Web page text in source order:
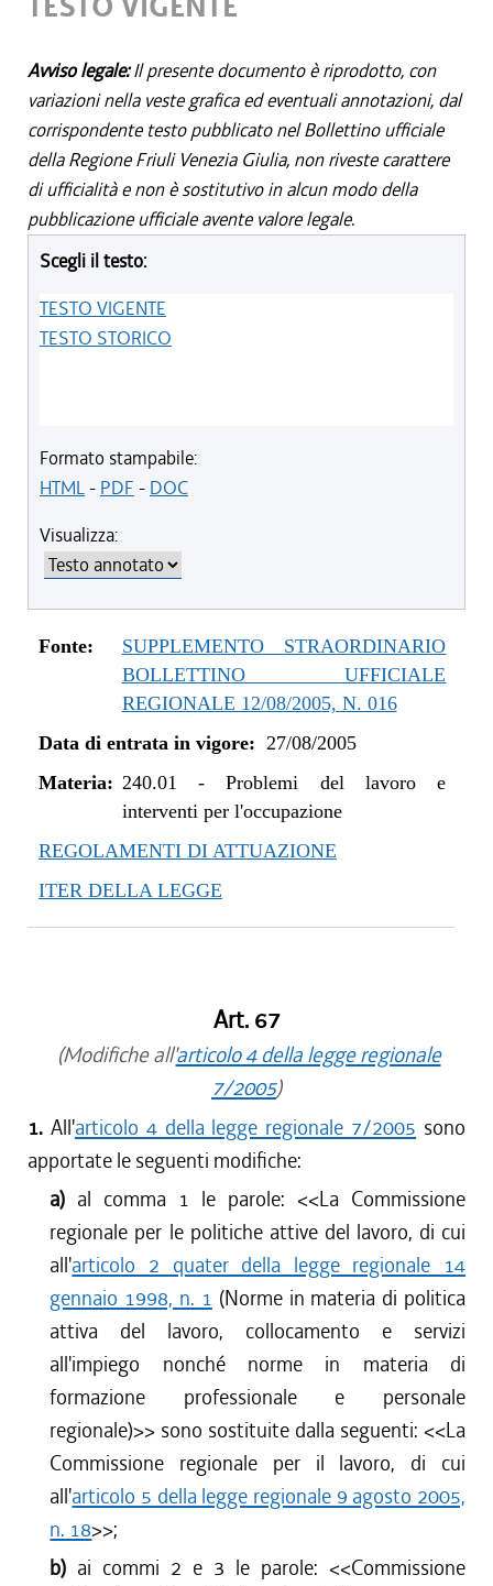
Avviso legale:Il presente documento è riprodotto, con
variazioni nella veste grafica ed eventuali annotazioni, dal
corrispondente testo pubblicato nel Bollettino ufficiale
della Regione Friuli Venezia Giulia, non riveste carattere
di ufficialità e non è sostitutivo in alcun modo della
pubblicazione ufficiale avente valore legale.
Scegli il testo:
TESTO VIGENTE
TESTO STORICO
Formato stampabile:
HTML- PDF - DOC
Visualizza:
Fonte:
SUPPLEMENTO STRAORDINARIO
BOLLETTINO UFFICIALE
REGIONALE 12/08/2005, N. 016
Data di entrata in vigore: 27/08/2005
Materia: 240.01 -Problemi del lavoro e
interventi per l'occupazione
REGOLAMENTI DI ATTUAZIONE
ITER DELLA LEGGE
Art. 67
(Modifiche all'articolo 4 della legge regionale
7/2005)
1. All'articolo 4 della legge regionale 7/2005 sono
apportate le seguenti modifiche:
a) al comma 1 le parole: <<La Commissione
regionale per le politiche attive del lavoro, di cui
all'articolo 2 quater della legge regionale 14
gennaio 1998, n. 1 (Norme in materia di politica
attiva del lavoro, collocamento e servizi
all'impiego nonché norme in materia di
formazione professionale e personale
regionale)>> sono sostituite dalla seguenti: <<La
Commissione regionale per il lavoro, di cui
all'articolo 5 della legge regionale 9 agosto 2005,
n. 18>>;
b) ai commi 2 e 3 le parole: <<Commissione